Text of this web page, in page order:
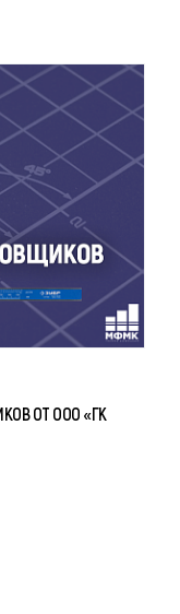
ОТ ООО «ГК